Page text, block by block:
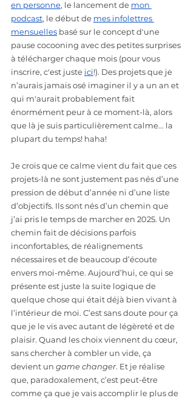
en personne, le lancement de mon
podcast, le début de mes infolettres
mensuelles basé sur le concept d'une
pause cocooning avec des petites surprises
à télécharger chaque mois (pour vous
inscrire, c'est juste ici!). Des projets que je
n’aurais jamais osé imaginer il y a un an et
qui m'aurait probablement fait
énormément peur à ce moment-là, alors
que là je suis particulièrement calme... la
plupart du temps! haha!
Je crois que ce calme vient du fait que ces
projets-là ne sont justement pas nés d’une
pression de début d’année ni d’une liste
d’objectifs. Ils sont nés d’un chemin que
j’ai pris le temps de marcher en 2025. Un
chemin fait de décisions parfois
inconfortables, de réalignements
nécessaires et de beaucoup d’écoute
envers moi-même. Aujourd’hui, ce qui se
présente est juste la suite logique de
quelque chose qui était déjà bien vivant à
l’intérieur de moi. C’est sans doute pour ça
que je le vis avec autant de légèreté et de
plaisir. Quand les choix viennent du cœur,
sans chercher à combler un vide, ça
devient un game changer. Et je réalise
que, paradoxalement, c’est peut-être
comme ça que je vais accomplir le plus de